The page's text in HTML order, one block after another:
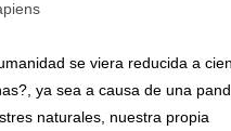
se viera reducida a
ya sea a causa de una
naturales, nuestra propia